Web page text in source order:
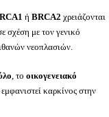
ή BRCA2 χρειάζονται
σχέση με τον γενικό
νεοπλασιών.
, το οικογενειακό
καρκίνος στην